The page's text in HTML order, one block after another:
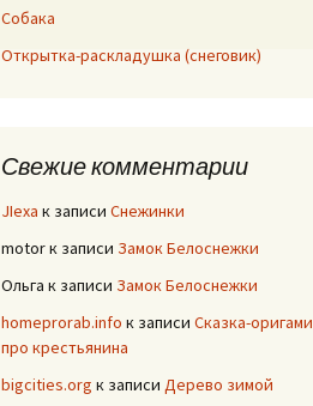
Собака
Открытка-раскладушка (снеговик)
Свежие комментарии
JIexa к записи Снежинки
motorк записи Замок Белоснежки
Ольга к записи Замок Белоснежки
homeprorab.info к записи Сказка-оригами
про крестьянина
bigcities.org к записи Дерево зимой